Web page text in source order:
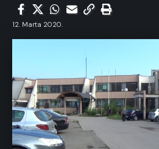
12. Marta 2020.